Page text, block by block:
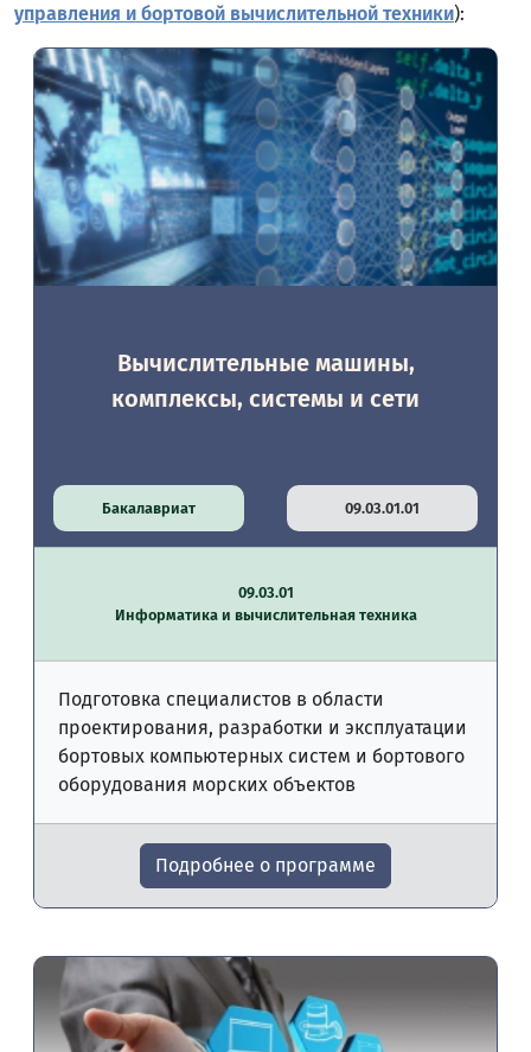
управления и бортовой вычислительной техники):
Вычислительные машины,
комплексы, системы и сети
Бакалавриат 09.03.01.01
09.03.01
Информатика и вычислительная техника
Подготовка специалистов в области
проектирования, разработки и эксплуатации
бортовых компьютерных систем и бортового
оборудования морских объектов
Подробнее о программе